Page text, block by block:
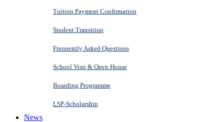
Tuition Payment Confirmation
Student Transition
Frequently Asked Questions
School Visit & Open House
Boarding Programme
LSP-Scholarship
News